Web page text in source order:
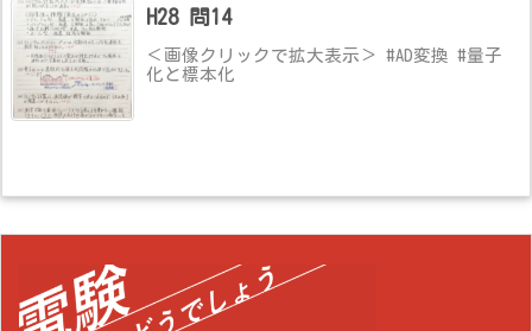
H28 問14
＜画像クリックで拡大表示＞ #AD変換 #量子
化と標本化